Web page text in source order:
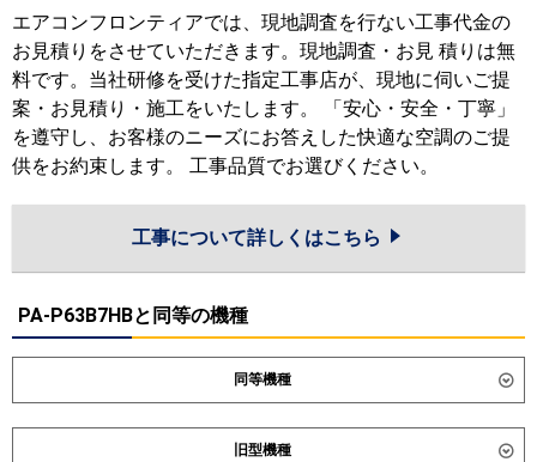
エアコンフロンティアでは、現地調査を行ない工事代金の
お見積りをさせていただきます。現地調査・お見 積りは無
料です。当社研修を受けた指定工事店が、現地に伺いご提
案・お見積り・施工をいたします。 「安心・安全・丁寧」
を遵守し、お客様のニーズにお答えした快適な空調のご提
供をお約束します。 工事品質でお選びください。
工事について詳しくはこちら
PA-P63B7HBと同等の機種
同等機種
ダイキン SZRV63CT
旧型機種